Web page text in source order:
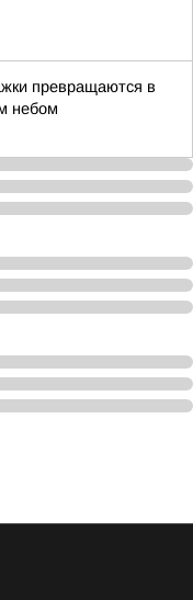
превращаются в
небом